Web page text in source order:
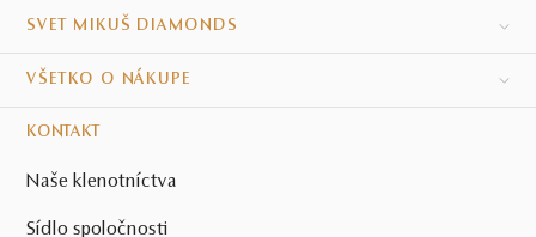
Mikuš Diamonds v médiách
Blog